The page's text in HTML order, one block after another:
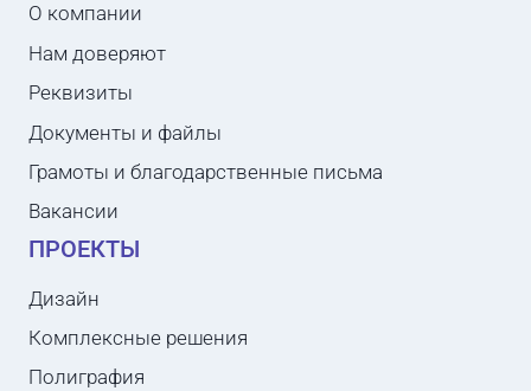
О компании
Нам доверяют
Реквизиты
Документы и файлы
Грамоты и благодарственные письма
Вакансии
ПРОЕКТЫ
Дизайн
Комплексные решения
Полиграфия